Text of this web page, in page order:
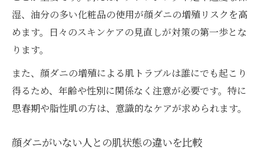
湿、油分の多い化粧品の使用が顔ダニの増殖リスクを高
めます。日々のスキンケアの見直しが対策の第一歩とな
ります。
また、顔ダニの増殖による肌トラブルは誰にでも起こり
得るため、年齢や性別に関係なく注意が必要です。特に
思春期や脂性肌の方は、意識的なケアが求められます。
顔ダニがいない人との肌状態の違いを比較